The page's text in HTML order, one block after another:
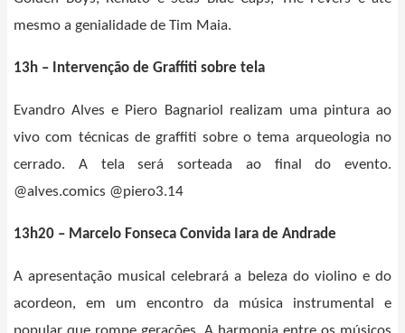
mesmo a genialidade de Tim Maia.
13h – Intervenção de Graffiti sobre tela
Evandro Alves e Piero Bagnariol realizam uma pintura ao
vivo com técnicas de graffiti sobre o tema arqueologia no
cerrado. A tela será sorteada ao final do evento.
@alves.comics @piero3.14
13h20 – Marcelo Fonseca Convida Iara de Andrade
A apresentação musical celebrará a beleza do violino e do
acordeon, em um encontro da música instrumental e